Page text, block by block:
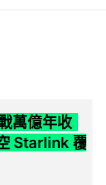
萬億年收
Starlink 覆